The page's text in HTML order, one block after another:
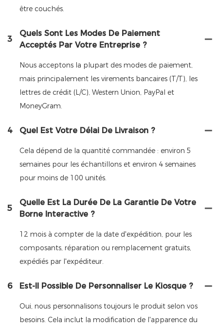
être couchés.
3
Quels Sont Les Modes De Paiement
Acceptés Par Votre Entreprise ?
Nous acceptons la plupart des modes de paiement,
mais principalement les virements bancaires (T/T), les
lettres de crédit (L/C), Western Union, PayPal et
MoneyGram.
4 Quel Est Votre Délai De Livraison ?
Cela dépend de la quantité commandée : environ 5
semaines pour les échantillons et environ 4 semaines
pour moins de 100 unités.
5
Quelle Est La Durée De La Garantie De Votre
Borne Interactive ?
12 mois à compter de la date d'expédition, pour les
composants, réparation ou remplacement gratuits,
expédiés par l'expéditeur.
6 Est-Il Possible De Personnaliser Le Kiosque ?
Oui, nous personnalisons toujours le produit selon vos
besoins. Cela inclut la modification de l'apparence du